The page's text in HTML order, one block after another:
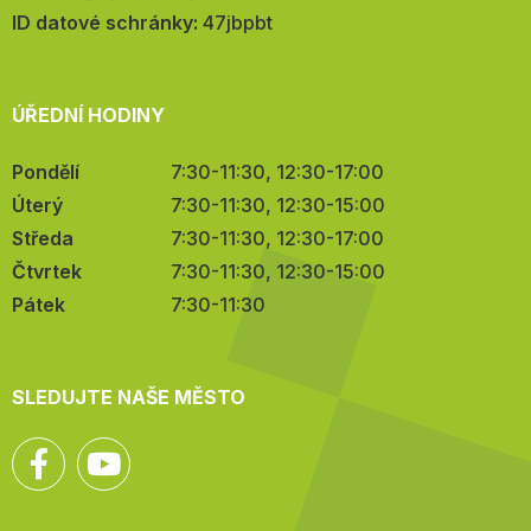
mail:
ID datové schránky: 47jbpbt
ÚŘEDNÍ HODINY
Pondělí
7:30-11:30, 12:30-17:00
Úterý
7:30-11:30, 12:30-15:00
Středa
7:30-11:30, 12:30-17:00
Čtvrtek
7:30-11:30, 12:30-15:00
Pátek
7:30-11:30
SLEDUJTE NAŠE MĚSTO
Facebook